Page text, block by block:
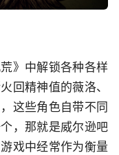
》中解锁各种各样
回精神值的薇洛、
这些角色自带不同
，那就是威尔逊吧
戏中经常作为衡量